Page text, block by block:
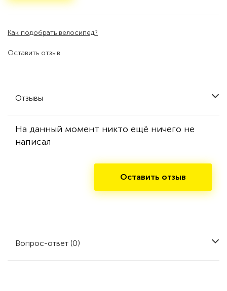
Оставить отзыв
Как подобрать велосипед?
Отзывы
На данный момент никто ещё ничего не
написал
Оставить отзыв
Вопрос-ответ (0)